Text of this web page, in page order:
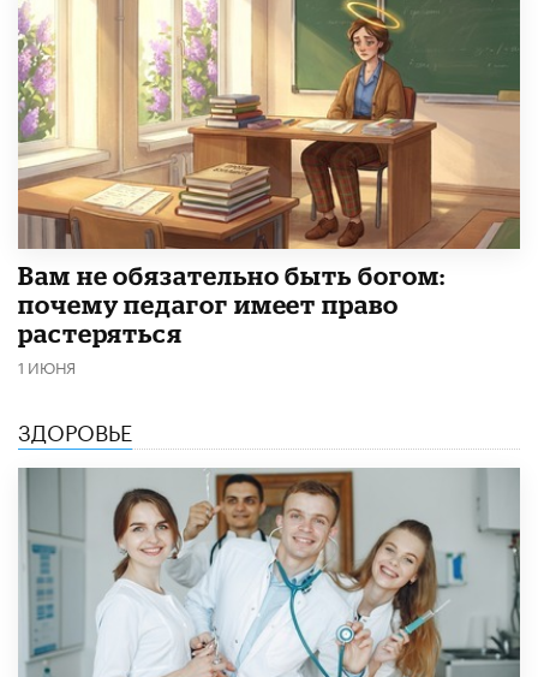
​Вам не обязательно быть богом:
почему педагог имеет право
растеряться
1 ИЮНЯ
ЗДОРОВЬЕ